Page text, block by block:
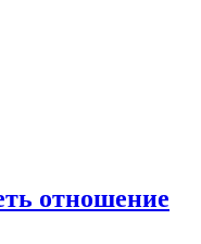
отношение